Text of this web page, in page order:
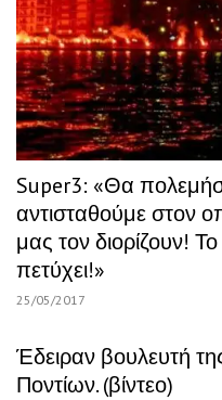
Super3: «Θα
αντισταθούμε στον
μας τον διορίζουν!
πετύχει!»
25/05/2017
Έδειραν βουλευτή
Ποντίων. (βίντεο)